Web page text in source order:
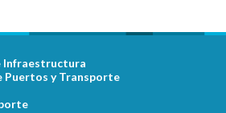
Infraestructura
Puertos y Transporte